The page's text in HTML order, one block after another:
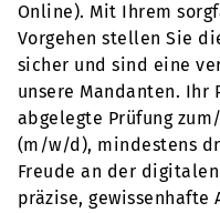
Online). Mit Ihrem
Vorgehen stellen Sie
sicher und sind eine
unsere Mandanten.
abgelegte Prüfung
(m/w/d), mindestens
Freude an der
präzise,